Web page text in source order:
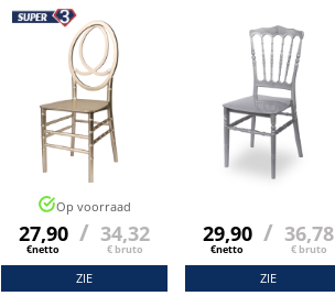
Op voorraad
27,90
€netto
/ 34,32
€ bruto
ZIE
29,90
€netto
/ 36,78
€ bruto
ZIE